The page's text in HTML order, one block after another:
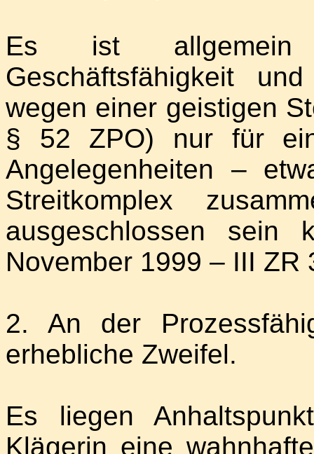
Es ist
Geschäftsfähigkeit
wegen einer geistigen
§ 52 ZPO) nur für
Angelegenheiten –
Streitkomplex
ausgeschlossen
November 1999 – III ZR
2. An der
erhebliche Zweifel.
Es liegen
Klägerin eine